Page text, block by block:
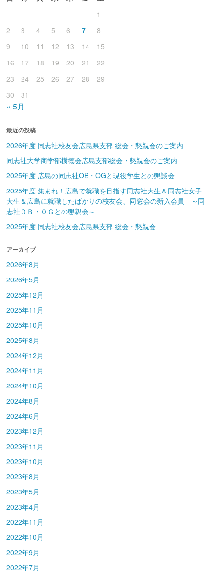
1
2
3 4 5 6 7
8
9
10 11 12 13 14
15
16
17 18 19 20 21
22
23
24 25 26 27 28
29
30
31
« 5月
最近の投稿
2026年度 同志社校友会広島県支部 総会・懇親会のご案内
同志社大学商学部樹徳会広島支部総会・懇親会のご案内
2025年度 広島の同志社OB・OGと現役学生との懇談会
2025年度 集まれ！広島で就職を目指す同志社大生＆同志社女子
大生＆広島に就職したばかりの校友会、同窓会の新入会員 ～同
志社ＯＢ・ＯＧとの懇親会～
2025年度 同志社校友会広島県支部 総会・懇親会
アーカイブ
2026年8月
2026年5月
2025年12月
2025年11月
2025年10月
2025年8月
2024年12月
2024年11月
2024年10月
2024年8月
2024年6月
2023年12月
2023年11月
2023年10月
2023年8月
2023年5月
2023年4月
2022年11月
2022年10月
2022年9月
2022年7月